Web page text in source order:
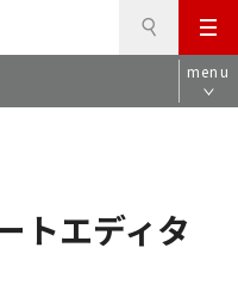
メ
ニ
ュ
menu
トエディタ